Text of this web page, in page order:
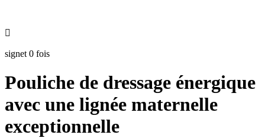

signet 0 fois
Pouliche de dressage énergique
avec une lignée maternelle
exceptionnelle